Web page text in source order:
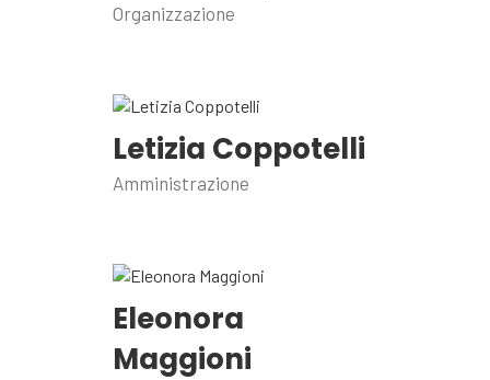
Organizzazione
Letizia Coppotelli
Amministrazione
Eleonora
Maggioni